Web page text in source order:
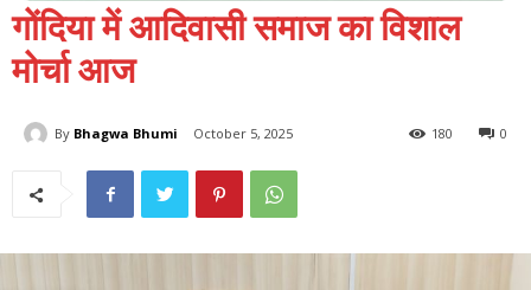
गोंदिया में आदिवासी समाज का विशाल
मोर्चा आज
By Bhagwa Bhumi October 5, 2025 0
180